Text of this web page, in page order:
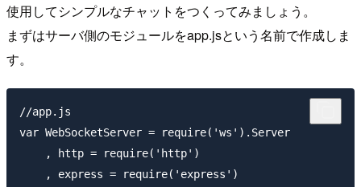
使用してシンプルなチャットをつくってみましょう。
まずはサーバ側のモジュールをapp.jsという名前で作成しま
す。
//app.js
var WebSocketServer = require('ws').Server
    , http = require('http')
    , express = require('express')